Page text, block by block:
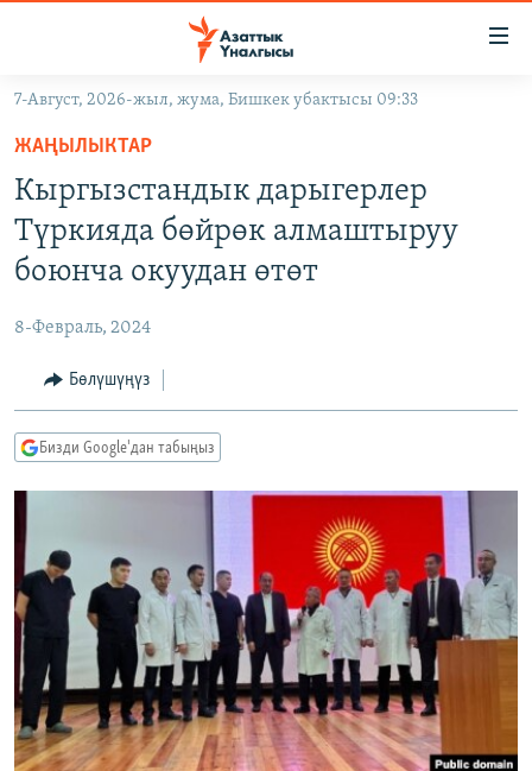
Навигацияга
өтүңүз
Издөөгө
салыңызКЫРГЫЗСТАН
МАДАНИЯТ
ДҮЙНӨ
УКРАИНА
ТВ ПРОГРАММАЛАР
БҮГҮН АЗАТТЫКТА
ЭЖЕ-СИҢДИЛЕР
АЗАТТЫК+
ЫҢГАЙСЫЗ СУРООЛОР
ПОДКАСТ
Русский
ОНЛАЙН ШЕРИНЕ
ЭЕ/АРнун бардык сайттары
7-Август, 2026-жыл, жума, Бишкек убактысы 09:33
ЖАҢЫЛЫКТАР
Кыргызстандык дарыгерлер
Түркияда бөйрөк алмаштыруу
боюнча окуудан өтөт
8-Февраль, 2024
Бөлүшүңүз
Бизди Google'дан табыңыз